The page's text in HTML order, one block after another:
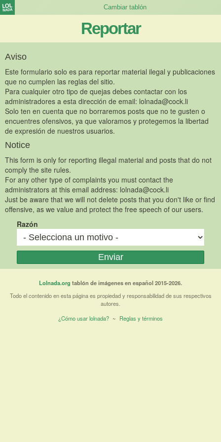
Reportar
Aviso
Este formulario solo es para reportar material ilegal y publicaciones
que no cumplen las reglas del sitio.
Para cualquier otro tipo de quejas debes contactar con los
administradores a esta dirección de email: lolnada@cock.li
Solo ten en cuenta que no borraremos posts que no te gusten o
encuentres ofensivos, ya que valoramos y protegemos la libertad
de expresión de nuestros usuarios.
Notice
This form is only for reporting illegal material and posts that do not
comply the site rules.
For any other type of complaints you must contact the
administrators at this email address: lolnada@cock.li
Just be aware that we will not delete posts that you don't like or find
offensive, as we value and protect the free speech of our users.
Razón
Lolnada.org tablón de imágenes en español 2015-2026.
Todo el contenido en esta página es propiedad y responsabilidad de sus respectivos
autores.
¿Cómo usar lolnada? ~ Reglas y términos